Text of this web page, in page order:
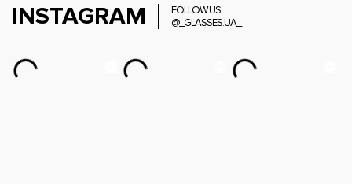
INSTAGRAM
FOLLOW US
@_GLASSES.UA_